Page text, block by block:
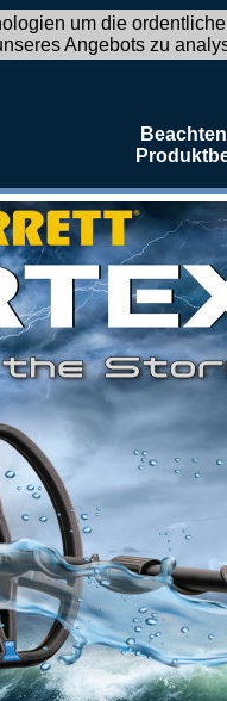
um die
Angebots zu